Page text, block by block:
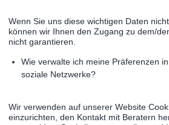
Wenn Sie uns diese wichtigen Daten
können wir Ihnen den Zugang zu dem/
nicht garantieren.
Wie verwalte ich meine Präferenzen
soziale Netzwerke?
Wir verwenden auf unserer Website
einzurichten, den Kontakt mit Beratern